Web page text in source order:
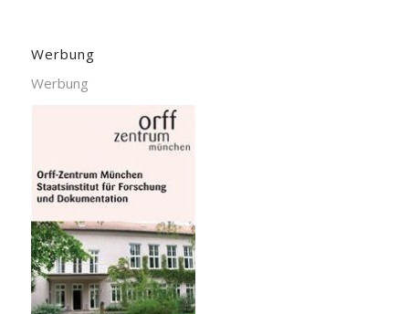
Werbung
Werbung